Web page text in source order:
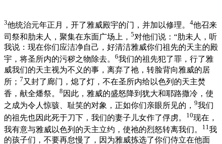
3他统治元年正月，开了雅威殿宇的门，并加以修理。 4他召来
司祭和肋未人，聚集在东面广场上， 5对他们说：“肋未人，听
我说：现在你们应洁净自己，好清洁雅威你们祖先的天主的殿
宇，将圣所内的污秽之物除去。 6我们的祖先犯了罪，行了雅
威我们的天主视为不义的事，离弃了祂，转脸背向雅威的居
所； 7 又封了廊门，熄了灯，不在圣所内给以色列的天主焚
香，献全燔祭。 8 因此，雅威的盛怒降到犹大和耶路撒冷，使
之成为令人惊骇、耻笑的对象，正如你们亲眼所见的， 9我们
的祖先也因此死于刀下，我们的妻子儿女作了俘虏。
10现在，
我有意与雅威以色列的天主立约，使祂的烈怒转离我们。
11 我
的孩子们，不要再怠慢了，因为雅威拣选了你们侍立在他面